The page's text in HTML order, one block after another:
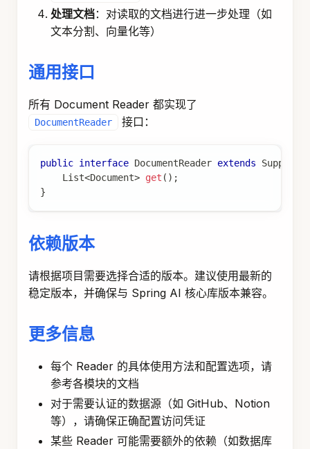
处理文档：对读取的文档进行进一步处理（如
文本分割、向量化等）
通用接口
所有 Document Reader 都实现了
DocumentReader 接口：
public interface DocumentReader extends Supplier
List<Document> get ( ) ;
}
依赖版本
请根据项目需要选择合适的版本。建议使用最新的
稳定版本，并确保与 Spring AI 核心库版本兼容。
更多信息
每个 Reader 的具体使用方法和配置选项，请
参考各模块的文档
对于需要认证的数据源（如 GitHub、Notion
等），请确保正确配置访问凭证
某些 Reader 可能需要额外的依赖（如数据库